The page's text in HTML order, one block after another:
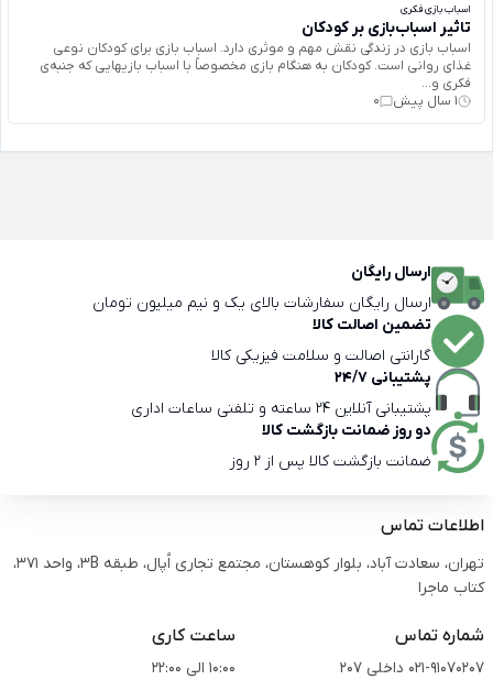
اسباب بازی فکری
تاثیر اسباب‌بازی بر کودکان
اسباب بازی در زندگی نقش مهم و موثری دارد. اسباب بازی برای كودكان نوعی
غذای روانی است. كودكان به هنگام بازی مخصوصاً با اسباب بازيهايی كه جنبه‌ی
فكری و...
1 سال پیش
0
ارسال رایگان
ارسال رایگان سفارشات بالای یک و نیم میلیون تومان
تضمین اصالت کالا
گارانتی اصالت و سلامت فیزیکی کالا
پشتیبانی 24/7
پشتیبانی آنلاین 24 ساعته و تلفنی ساعات اداری
دو روز ضمانت بازگشت کالا
ضمانت بازگشت کالا پس از 2 روز
اطلاعات تماس
تهران، سعادت آباد، بلوار کوهستان، مجتمع تجاری اُپال، طبقه 3B، واحد 371،
کتاب ماجرا
شماره تماس
021-91070207 داخلی 207
ساعت کاری
10:00 الی 22:00